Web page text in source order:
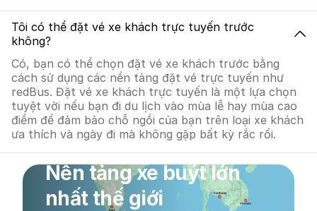
Tôi có thể đặt vé xe khách trực tuyến trước
không?
Có, bạn có thể chọn đặt vé xe khách trước bằng
cách sử dụng các nền tảng đặt vé trực tuyến như
redBus. Đặt vé xe khách trực tuyến là một lựa chọn
tuyệt vời nếu bạn đi du lịch vào mùa lễ hay mùa cao
điểm để đảm bảo chỗ ngồi của bạn trên loại xe khách
ưa thích và ngày đi mà không gặp bất kỳ rắc rối.
Nền tảng xe buýt lớn
nhất thế giới